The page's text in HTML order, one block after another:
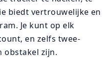
biedt vertrouwelijke en
Je kunt op elk
en zelfs twee-
obstakel zijn.